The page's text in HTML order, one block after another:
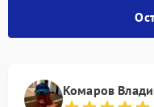
Комаров